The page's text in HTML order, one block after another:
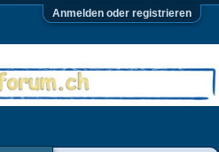
Anmelden oder registrieren